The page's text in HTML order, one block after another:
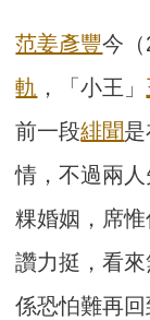
范姜彥豐今
軌 ，「小王」
前一段緋聞
情，不過兩
粿婚姻，席
讚力挺，看
係恐怕難再回